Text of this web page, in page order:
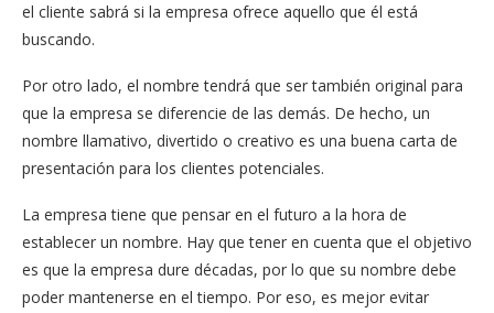
el cliente sabrá si la empresa ofrece aquello que él está
buscando.
Por otro lado, el nombre tendrá que ser también original para
que la empresa se diferencie de las demás. De hecho, un
nombre llamativo, divertido o creativo es una buena carta de
presentación para los clientes potenciales.
La empresa tiene que pensar en el futuro a la hora de
establecer un nombre. Hay que tener en cuenta que el objetivo
es que la empresa dure décadas, por lo que su nombre debe
poder mantenerse en el tiempo. Por eso, es mejor evitar